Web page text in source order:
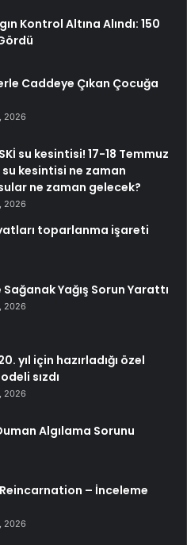
Kontrol Altına Alındı: 150
Caddeye Çıkan Çocuğa
2026
su kesintisi! 17-18 Temmuz
su kesintisi ne zaman
ne zaman gelecek?
2026
toparlanma işareti
Sağanak Yağış Sorun Yarattı
2026
yıl için hazırladığı özel
sızdı
2026
Algılama Sorunu
– İnceleme
2026